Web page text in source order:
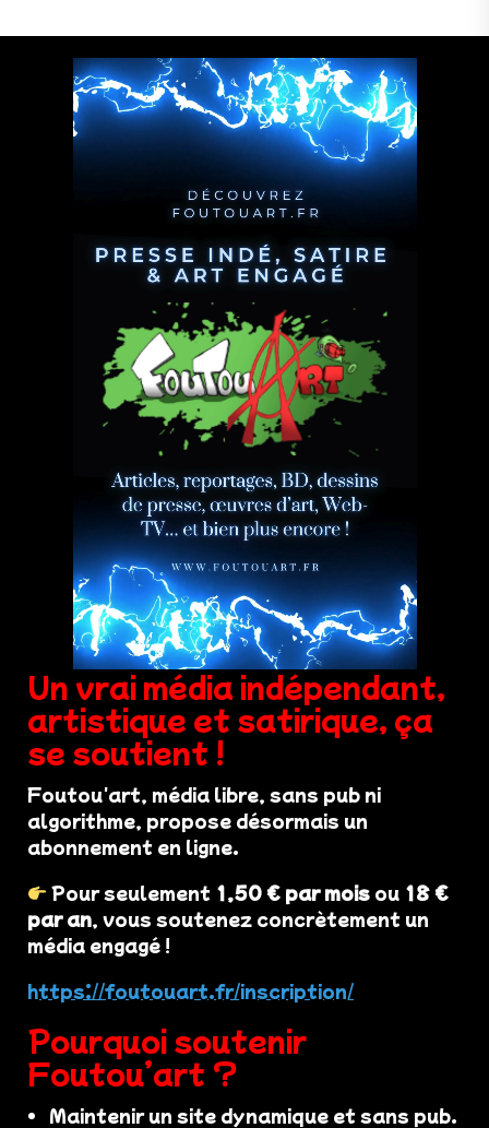
Un vrai média indépendant,
artistique et satirique, ça
se soutient !
Foutou'art, média libre, sans pub ni
algorithme, propose désormais un
abonnement en ligne.
Pour seulement 1,50 € par mois ou 18 €
par an, vous soutenez concrètement un
média engagé !
https://foutouart.fr/inscription/
Pourquoi soutenir
Foutou’art ?
Maintenir un site dynamique et sans pub.